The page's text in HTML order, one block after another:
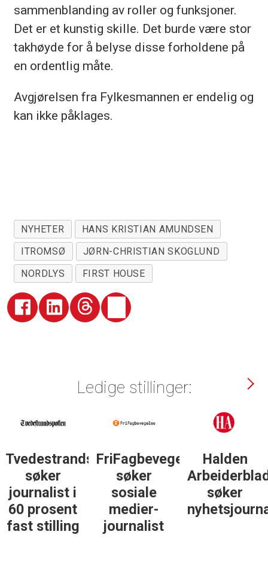
sammenblanding av roller og funksjoner.
Det er et kunstig skille. Det burde være stor
takhøyde for å belyse disse forholdene på
en ordentlig måte.
Avgjørelsen fra Fylkesmannen er endelig og
kan ikke påklages.
NYHETER
HANS KRISTIAN AMUNDSEN
ITROMSØ
JØRN-CHRISTIAN SKOGLUND
NORDLYS
FIRST HOUSE
Ledige stillinger:
Tvedestrandsposten
søker
journalist i
60 prosent
fast stilling
FriFagbevegelse
søker
sosiale
medier-
journalist
Halden
søker